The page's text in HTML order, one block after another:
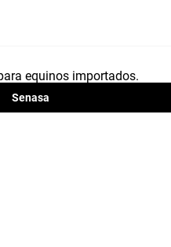
Senasa